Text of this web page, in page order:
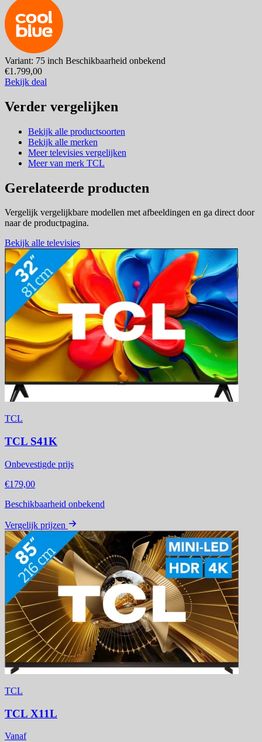
Variant: 75 inch Beschikbaarheid onbekend
€1.799,00
Bekijk deal
Verder vergelijken
Bekijk alle productsoorten
Bekijk alle merken
Meer televisies vergelijken
Meer van merk TCL
Gerelateerde producten
Vergelijk vergelijkbare modellen met afbeeldingen en ga direct door
naar de productpagina.
Bekijk alle televisies
TCL
TCL S41K
Onbevestigde prijs
€179,00
Beschikbaarheid onbekend
Vergelijk prijzen
TCL
TCL X11L
Vanaf